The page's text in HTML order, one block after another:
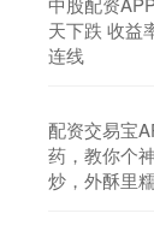
天下跌 收益
连线
配资交易宝
药，教你个
炒，外酥里